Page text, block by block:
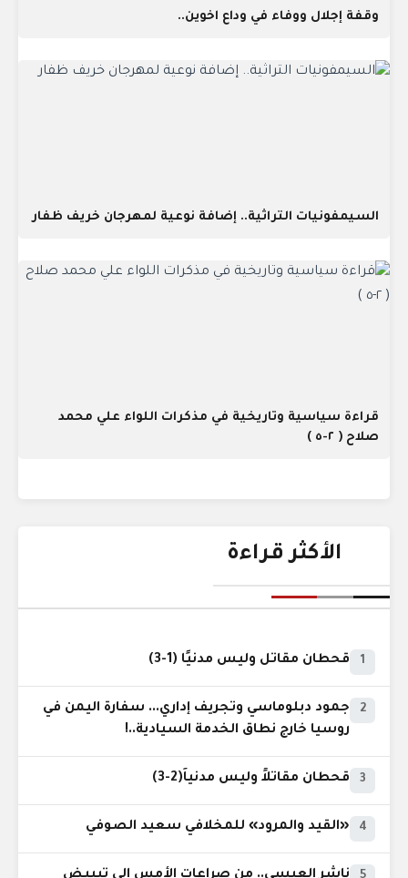
وقفة إجلال ووفاء في وداع اخوين..
السيمفونيات التراثية.. إضافة نوعية لمهرجان خريف ظفار
قراءة سياسية وتاريخية في مذكرات اللواء علي محمد
صلاح ( ٢-٥ )
الأكثر قراءة
1 قحطان مقاتل وليس مدنيًا (1-3)
2
جمود دبلوماسي وتجريف إداري... سفارة اليمن في
روسيا خارج نطاق الخدمة السيادية..!
3 قحطان مقاتلاً وليس مدنياً(2-3)
4 «القيد والمرود» للمخلافي سعيد الصوفي
ناشر العبسي.. من صراعات الأمس إلى تبييض